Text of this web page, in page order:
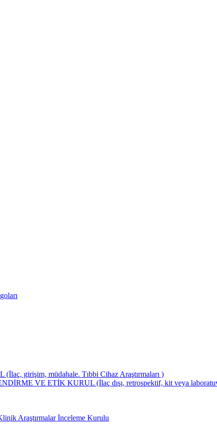
girişim, müdahale. Tıbbi Cihaz Araştırmaları )
VE ETİK KURUL (İlaç dışı, retrospektif, kit veya laboratuvar
Araştırmalar İnceleme Kurulu